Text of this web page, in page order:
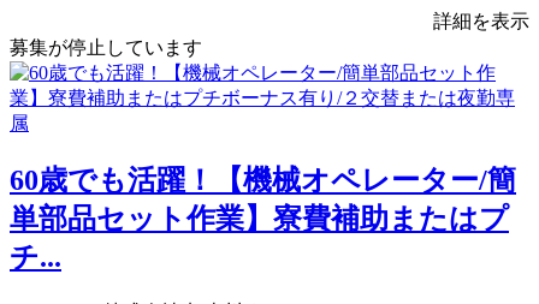
詳細を表示
募集が停止しています
60歳でも活躍！【機械オペレーター/簡
単部品セット作業】寮費補助またはプ
チ...